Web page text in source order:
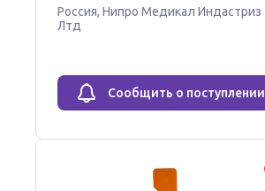
Россия, Нипро Медикал Индастриз
Лтд
Сообщить о поступлении